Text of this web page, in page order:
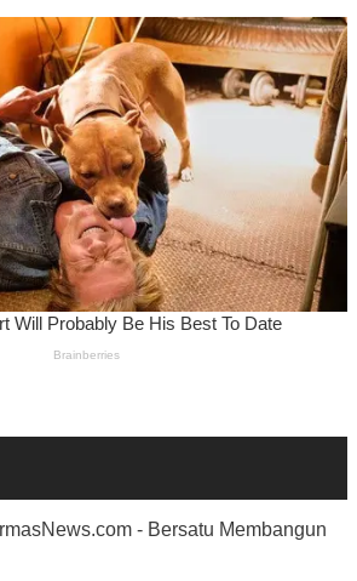
- Bersatu Membangun